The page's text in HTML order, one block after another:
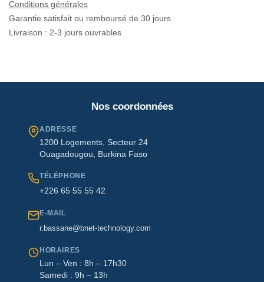
Conditions générales
Garantie satisfait ou remboursé de 30 jours
Livraison : 2-3 jours ouvrables
Nos coordonnées
ADRESSE
1200 Logements, Secteur 24
Ouagadougou, Burkina Faso
TÉLÉPHONE
+226 65 55 55 42
E-MAIL
r.bassane@bnet-technology.com
HORAIRES
Lun – Ven : 8h – 17h30
Samedi : 9h – 13h